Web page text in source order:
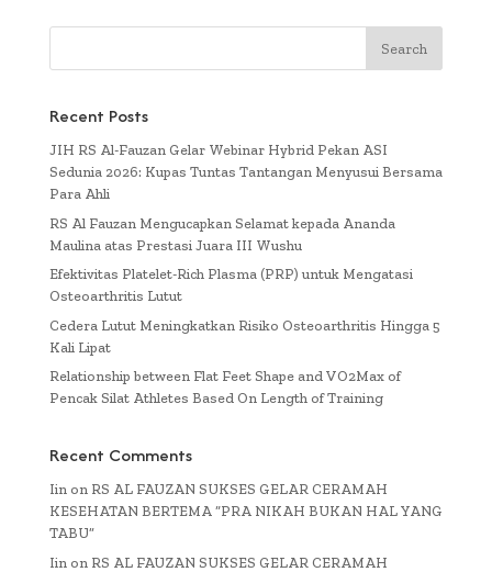
Recent Posts
JIH RS Al-Fauzan Gelar Webinar Hybrid Pekan ASI
Sedunia 2026: Kupas Tuntas Tantangan Menyusui Bersama
Para Ahli
RS Al Fauzan Mengucapkan Selamat kepada Ananda
Maulina atas Prestasi Juara III Wushu
Efektivitas Platelet-Rich Plasma (PRP) untuk Mengatasi
Osteoarthritis Lutut
Cedera Lutut Meningkatkan Risiko Osteoarthritis Hingga 5
Kali Lipat
Relationship between Flat Feet Shape and VO2Max of
Pencak Silat Athletes Based On Length of Training
Recent Comments
Iinon RS AL FAUZAN SUKSES GELAR CERAMAH
KESEHATAN BERTEMA “PRA NIKAH BUKAN HAL YANG
TABU”
Iin on RS AL FAUZAN SUKSES GELAR CERAMAH